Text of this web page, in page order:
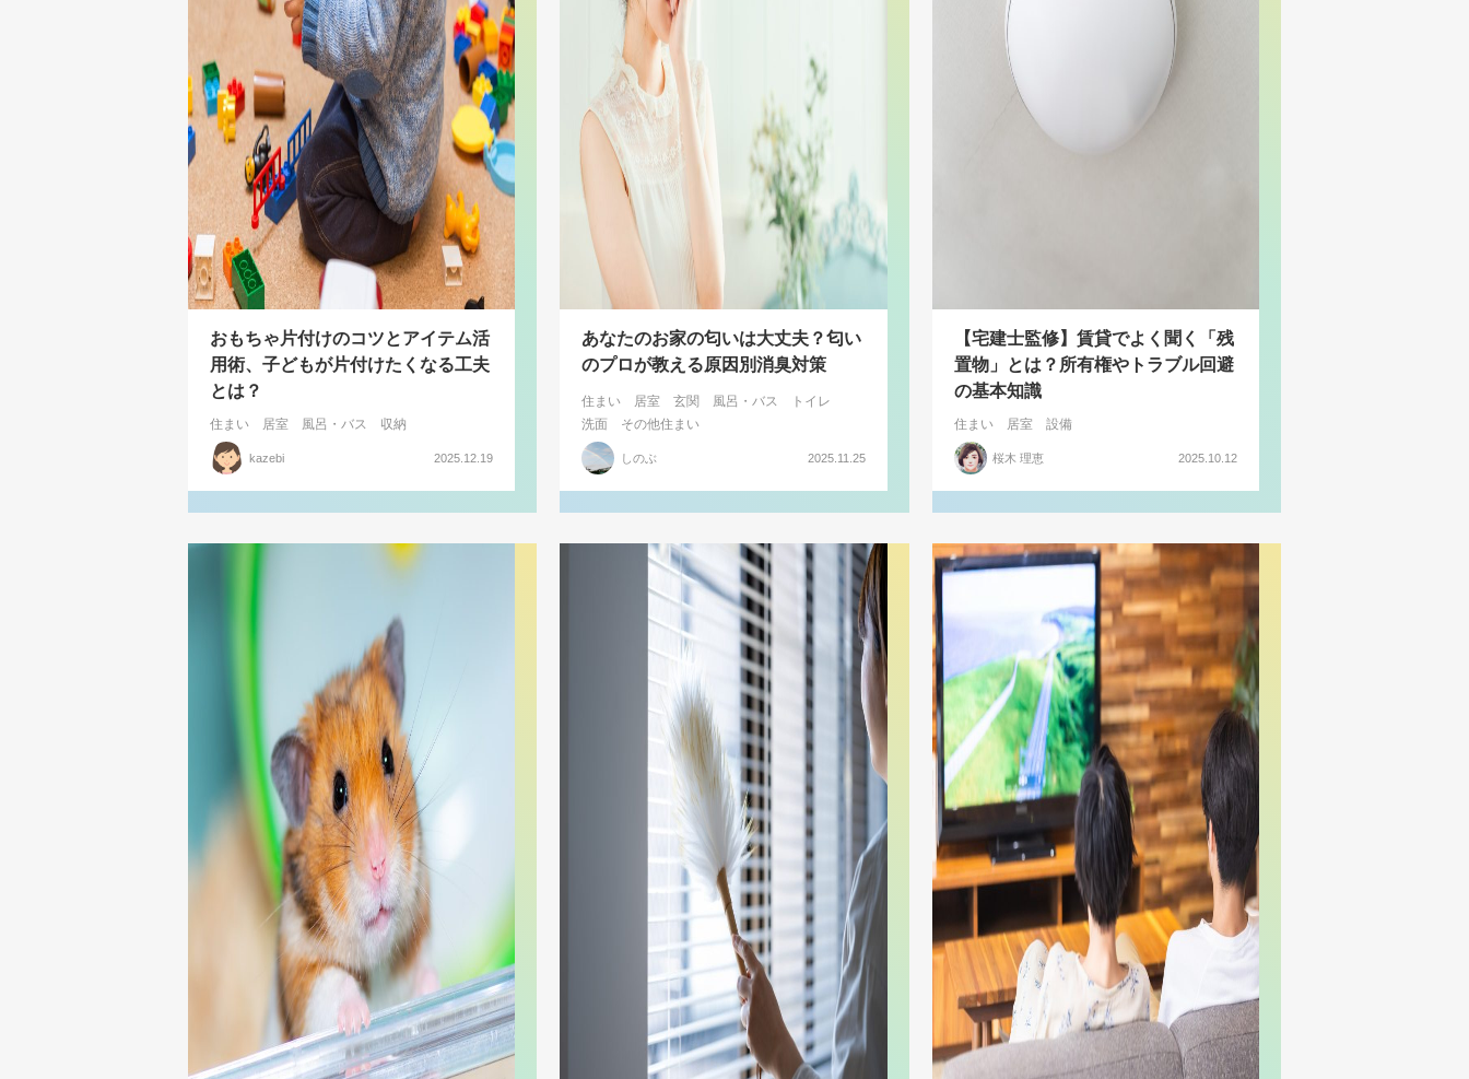
おもちゃ片付けのコツとアイテム活
用術、子どもが片付けたくなる工夫
とは？
住まい 居室 風呂・バス 収納
kazebi 2025.12.19
あなたのお家の匂いは大丈夫？匂い
のプロが教える原因別消臭対策
住まい 居室 玄関 風呂・バス
トイレ
洗面
その他住まい
しのぶ 2025.11.25
【宅建士監修】賃貸でよく聞く「残
置物」とは？所有権やトラブル回避
の基本知識
住まい 居室 設備
桜木 理恵 2025.10.12